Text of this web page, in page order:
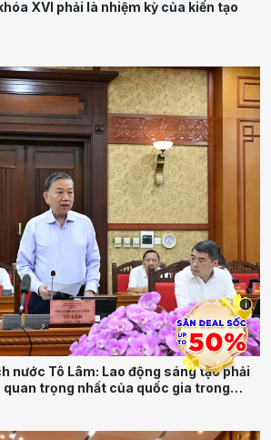
XVI phải là nhiệm kỳ của kiến tạo
nước Tô Lâm: Lao động sáng tạo phải
trọng nhất của quốc gia trong
i